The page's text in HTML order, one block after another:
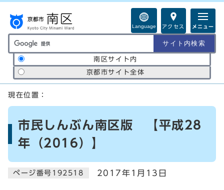
Language アクセス メニュー
サイト内検索の範囲
南区サイト内
京都市サイト全体
ここから本文です
現在位置：
市民しんぶん南区版 【平成28
年（2016）】
ページ番号192518 2017年1月13日